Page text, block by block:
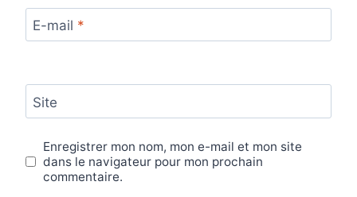
E-mail *
Site
Enregistrer mon nom, mon e-mail et mon site
dans le navigateur pour mon prochain
commentaire.